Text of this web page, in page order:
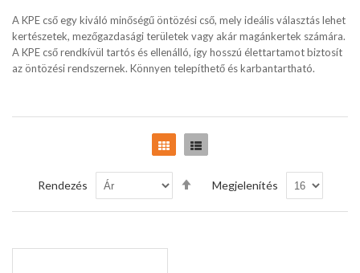
A KPE cső egy kiváló minőségű öntözési cső, mely ideális választás lehet
kertészetek, mezőgazdasági területek vagy akár magánkertek számára.
A KPE cső rendkívül tartós és ellenálló, így hosszú élettartamot biztosít
az öntözési rendszernek. Könnyen telepíthető és karbantartható.
Rács Lista
Rendezés
Csökkenő
sorrendbe
Megjelenítés